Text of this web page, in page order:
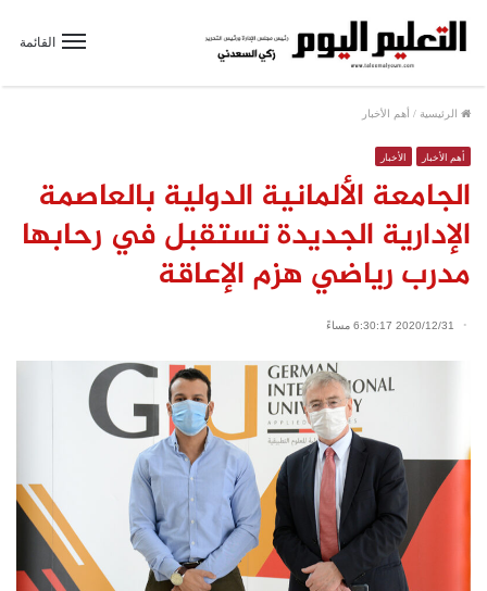
القائمة
الرئيسية / أهم الأخبار
أهم الأخبار الأخبار
الجامعة الألمانية الدولية بالعاصمة
الإدارية الجديدة تستقبل في رحابها
مدرب رياضي هزم الإعاقة
2020/12/31 6:30:17 مساءً